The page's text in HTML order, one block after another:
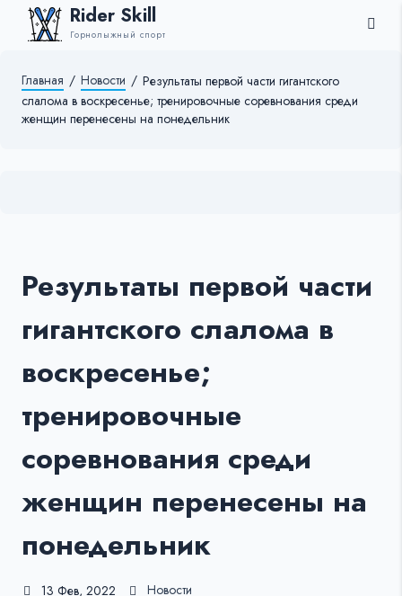
Rider Skill
Горнолыжный спорт
Главная / Новости / Результаты первой части гигантского
слалома в воскресенье; тренировочные соревнования среди
женщин перенесены на понедельник
Результаты первой части
гигантского слалома в
воскресенье;
тренировочные
соревнования среди
женщин перенесены на
понедельник
13 Фев, 2022
Новости